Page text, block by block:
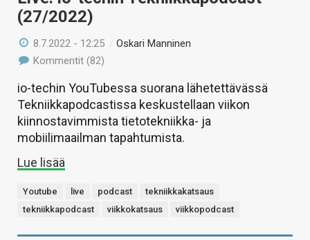
(27/2022)
8.7.2022 - 12:25 /Oskari Manninen
Kommentit (82)
io-techin YouTubessa suorana lähetettävässä
Tekniikkapodcastissa keskustellaan viikon
kiinnostavimmista tietotekniikka- ja
mobiilimaailman tapahtumista.
Lue lisää
Youtube live podcast
tekniikkakatsaus
tekniikkapodcast
viikkokatsaus viikkopodcast